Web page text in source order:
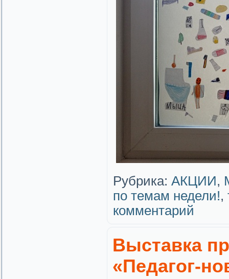
Рубрика: АКЦИИ,
по темам недели!,
комментарий
Выставка
«Педагог-